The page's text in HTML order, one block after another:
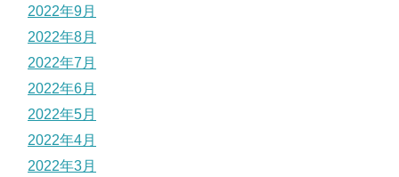
2022年9月
2022年8月
2022年7月
2022年6月
2022年5月
2022年4月
2022年3月